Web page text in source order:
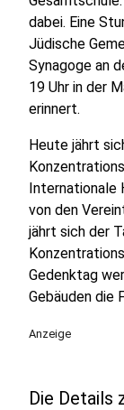
dabei. Eine
Jüdische
Synagoge an
19 Uhr in der
erinnert.
Heute jährt
Internationale
von den
jährt sich der
Gedenktag
Gebäuden die
Anzeige
Die Details